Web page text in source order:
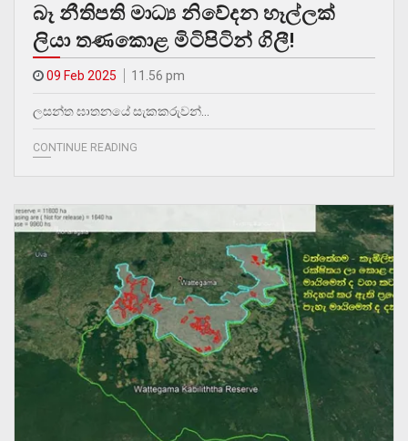
බෑ නීතිපති මාධ්‍ය නිවේදන හෑල්ලක්
ලියා තණකොළ මිටිපිටින් ගිලී!
09 Feb 2025 11.56 pm
ලසන්ත ඝාතනයේ සැකකරුවන්…
CONTINUE READING